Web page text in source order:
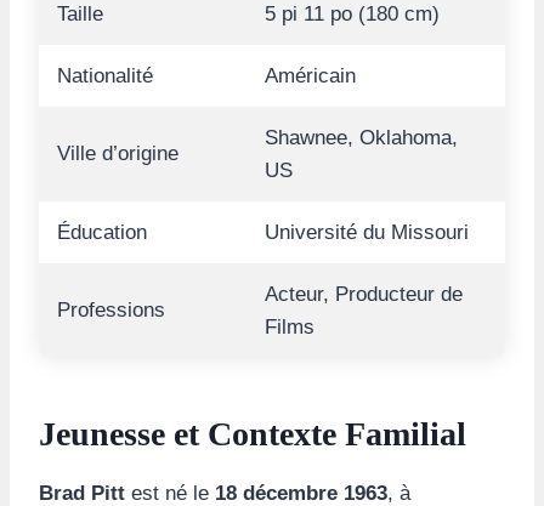
Taille 5 pi 11 po (180 cm)
Nationalité Américain
Ville d’origine
Shawnee, Oklahoma,
US
Éducation Université du Missouri
Professions
Acteur, Producteur de
Films
Jeunesse et Contexte Familial
Brad Pitt est né le 18 décembre 1963, à